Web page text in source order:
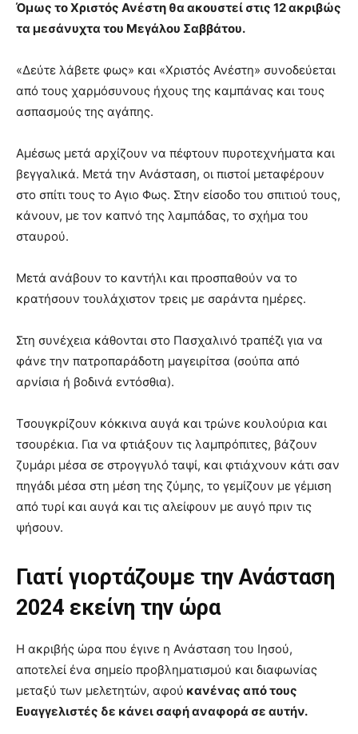
Όμως το Χριστός Ανέστη θα ακουστεί στις 12 ακριβώς
τα μεσάνυχτα του Μεγάλου Σαββάτου.
«Δεύτε λάβετε φως» και «Χριστός Ανέστη» συνοδεύεται
από τους χαρμόσυνους ήχους της καμπάνας και τους
ασπασμούς της αγάπης.
Αμέσως μετά αρχίζουν να πέφτουν πυροτεχνήματα και
βεγγαλικά. Μετά την Ανάσταση, οι πιστοί μεταφέρουν
στο σπίτι τους το Αγιο Φως. Στην είσοδο του σπιτιού τους,
κάνουν, με τον καπνό της λαμπάδας, το σχήμα του
σταυρού.
Μετά ανάβουν το καντήλι και προσπαθούν να το
κρατήσουν τουλάχιστον τρεις με σαράντα ημέρες.
Στη συνέχεια κάθονται στο Πασχαλινό τραπέζι για να
φάνε την πατροπαράδοτη μαγειρίτσα (σούπα από
αρνίσια ή βοδινά εντόσθια).
Τσουγκρίζουν κόκκινα αυγά και τρώνε κουλούρια και
τσουρέκια. Για να φτιάξουν τις λαμπρόπιτες, βάζουν
ζυμάρι μέσα σε στρογγυλό ταψί, και φτιάχνουν κάτι σαν
πηγάδι μέσα στη μέση της ζύμης, το γεμίζουν με γέμιση
από τυρί και αυγά και τις αλείφουν με αυγό πριν τις
ψήσουν.
Γιατί γιορτάζουμε την Ανάσταση
2024 εκείνη την ώρα
Η ακριβής ώρα που έγινε η Ανάσταση του Ιησού,
αποτελεί ένα σημείο προβληματισμού και διαφωνίας
μεταξύ των μελετητών, αφού κανένας από τους
Ευαγγελιστές δε κάνει σαφή αναφορά σε αυτήν.